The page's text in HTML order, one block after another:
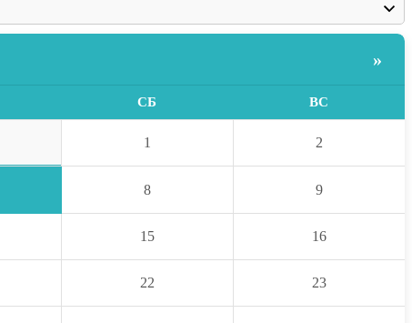
»
СБ ВС
1 2
8 9
15 16
22 23